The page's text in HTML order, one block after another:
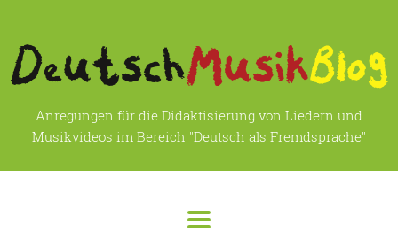
Anregungen für die Didaktisierung von Liedern und
Musikvideos im Bereich "Deutsch als Fremdsprache"